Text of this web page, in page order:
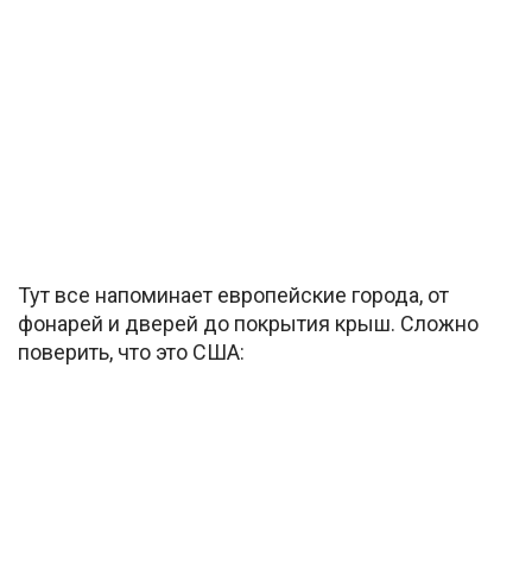
Тут все напоминает европейские города, от
фонарей и дверей до покрытия крыш. Сложно
поверить, что это США: